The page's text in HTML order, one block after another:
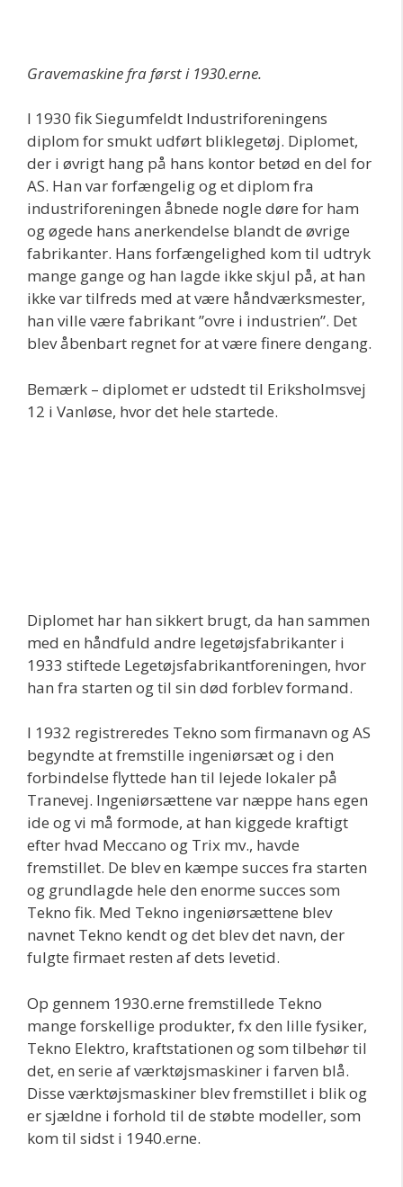
Gravemaskine fra først i 1930.erne.
I 1930 fik Siegumfeldt Industriforeningens
diplom for smukt udført bliklegetøj. Diplomet,
der i øvrigt hang på hans kontor betød en del for
AS. Han var forfængelig og et diplom fra
industriforeningen åbnede nogle døre for ham
og øgede hans anerkendelse blandt de øvrige
fabrikanter. Hans forfængelighed kom til udtryk
mange gange og han lagde ikke skjul på, at han
ikke var tilfreds med at være håndværksmester,
han ville være fabrikant ”ovre i industrien”. Det
blev åbenbart regnet for at være finere dengang.
Bemærk – diplomet er udstedt til Eriksholmsvej
12 i Vanløse, hvor det hele startede.
Diplomet har han sikkert brugt, da han sammen
med en håndfuld andre legetøjsfabrikanter i
1933 stiftede Legetøjsfabrikantforeningen, hvor
han fra starten og til sin død forblev formand.
I 1932 registreredes Tekno som firmanavn og AS
begyndte at fremstille ingeniørsæt og i den
forbindelse flyttede han til lejede lokaler på
Tranevej. Ingeniørsættene var næppe hans egen
ide og vi må formode, at han kiggede kraftigt
efter hvad Meccano og Trix mv., havde
fremstillet. De blev en kæmpe succes fra starten
og grundlagde hele den enorme succes som
Tekno fik. Med Tekno ingeniørsættene blev
navnet Tekno kendt og det blev det navn, der
fulgte firmaet resten af dets levetid.
Op gennem 1930.erne fremstillede Tekno
mange forskellige produkter, fx den lille fysiker,
Tekno Elektro, kraftstationen og som tilbehør til
det, en serie af værktøjsmaskiner i farven blå.
Disse værktøjsmaskiner blev fremstillet i blik og
er sjældne i forhold til de støbte modeller, som
kom til sidst i 1940.erne.